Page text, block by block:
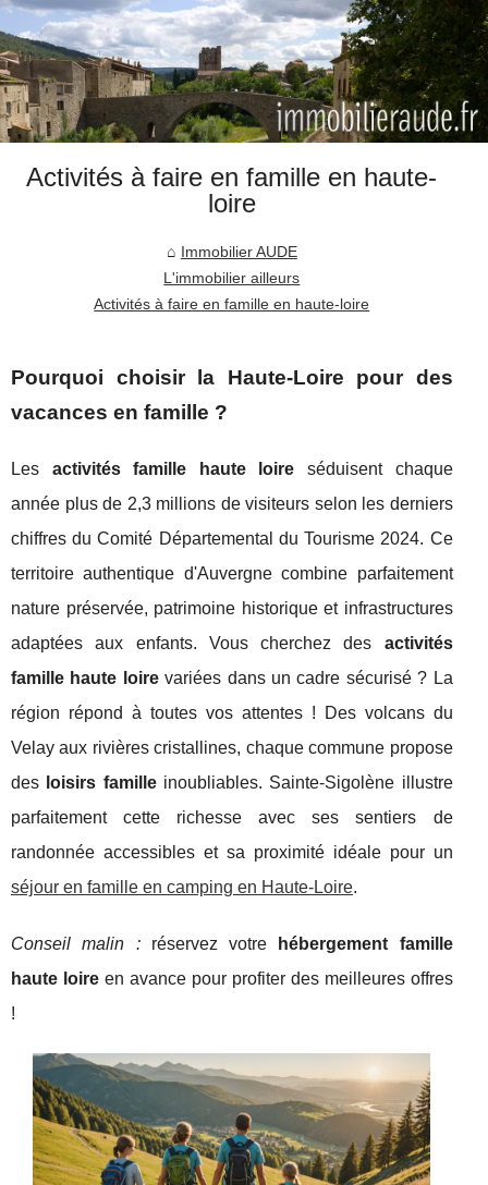
Activités à faire en famille en haute-
loire
Immobilier AUDE
L'immobilier ailleurs
Activités à faire en famille en haute-loire
Pourquoi choisir la Haute-Loire pour des
vacances en famille ?
Les activités famille haute loire séduisent chaque
année plus de 2,3 millions de visiteurs selon les derniers
chiffres du Comité Départemental du Tourisme 2024. Ce
territoire authentique d'Auvergne combine parfaitement
nature préservée, patrimoine historique et infrastructures
adaptées aux enfants. Vous cherchez des activités
famille haute loirevariées dans un cadre sécurisé ? La
région répond à toutes vos attentes ! Des volcans du
Velay aux rivières cristallines, chaque commune propose
des loisirs familleinoubliables. Sainte-Sigolène illustre
parfaitement cette richesse avec ses sentiers de
randonnée accessibles et sa proximité idéale pour un
séjour en famille en camping en Haute-Loire.
Conseil malin :réservez votre
hébergement famille
haute loireen avance pour profiter des meilleures offres
!